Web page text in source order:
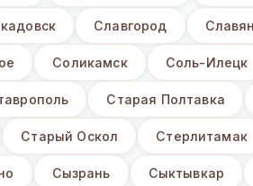
Славгород
Соликамск Соль-Илецк
Старая Полтавка
Старый Оскол Стерлитамак
Сызрань Сыктывкар